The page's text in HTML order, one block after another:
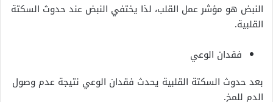
النبض هو مؤشر عمل القلب، لذا يختفي النبض عند حدوث السكتة
القلبية.
فقدان الوعي
بعد حدوث السكتة القلبية يحدث فقدان الوعي نتيجة عدم وصول
الدم للمخ.